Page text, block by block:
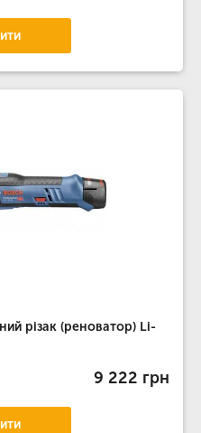
різак (реноватор) Li-
9 222 грн